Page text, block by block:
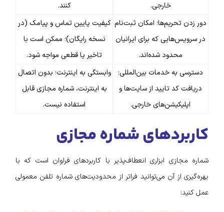
خارجی.
کنند.
دور زدن تحریم‌ها؛ امکان ثبت‌نام
در سرویس‌هایی که برای ایرانیان
محدود شده‌اند.
کیفیت پایین تماس و پیامک (در
نسخه رایگان)؛ ممکن است با
تاخیر یا قطعی مواجه شود.
دسترسی به خدمات بین‌المللی؛
دریافت کد تایید از سایت‌ها و
اپلیکیشن‌های خارجی.
وابستگی به اینترنت؛ بدون اتصال
به اینترنت، شماره مجازی قابل
استفاده نیست.
کاربردهای شماره مجازی
شماره مجازی ابزاری انعطاف‌پذیر با کاربردهای فراوان است که با
بهره‌گیری از آن می‌توانید فراتر از محدودیت‌های شماره تلفن معمولی
عمل کنید: